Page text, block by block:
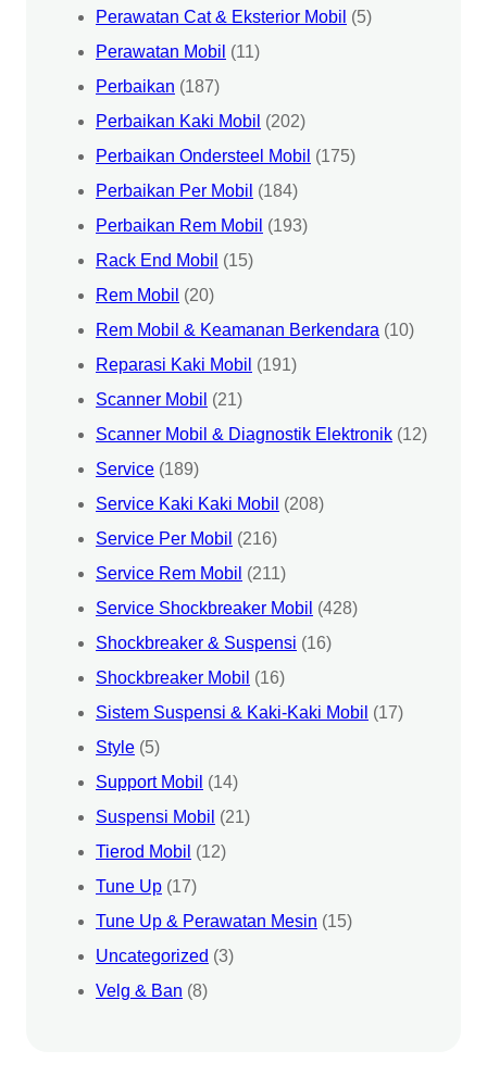
Perawatan Cat & Eksterior Mobil (5)
Perawatan Mobil (11)
Perbaikan (187)
Perbaikan Kaki Mobil (202)
Perbaikan Ondersteel Mobil (175)
Perbaikan Per Mobil (184)
Perbaikan Rem Mobil (193)
Rack End Mobil (15)
Rem Mobil (20)
Rem Mobil & Keamanan Berkendara (10)
Reparasi Kaki Mobil (191)
Scanner Mobil (21)
Scanner Mobil & Diagnostik Elektronik (12)
Service (189)
Service Kaki Kaki Mobil (208)
Service Per Mobil (216)
Service Rem Mobil (211)
Service Shockbreaker Mobil (428)
Shockbreaker & Suspensi (16)
Shockbreaker Mobil (16)
Sistem Suspensi & Kaki-Kaki Mobil (17)
Style (5)
Support Mobil (14)
Suspensi Mobil (21)
Tierod Mobil (12)
Tune Up (17)
Tune Up & Perawatan Mesin (15)
Uncategorized (3)
Velg & Ban (8)